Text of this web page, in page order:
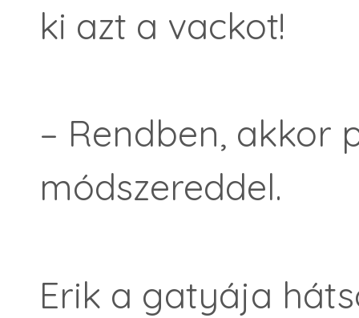
ki azt a vackot!
– Rendben, akkor
módszereddel.
Erik a gatyája